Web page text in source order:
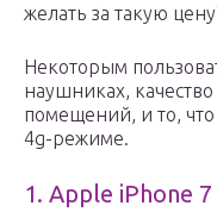
желать за такую
Некоторым
наушниках,
помещений, и то,
4g-режиме.
1. Apple iPhone 7